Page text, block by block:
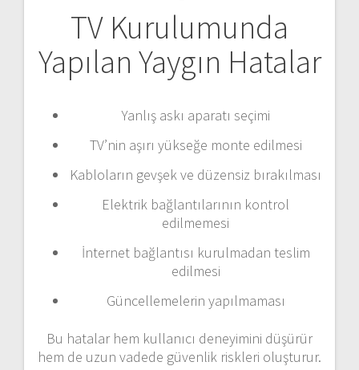
TV Kurulumunda
Yapılan Yaygın Hatalar
Yanlış askı aparatı seçimi
TV’nin aşırı yükseğe monte edilmesi
Kabloların gevşek ve düzensiz bırakılması
Elektrik bağlantılarının kontrol
edilmemesi
İnternet bağlantısı kurulmadan teslim
edilmesi
Güncellemelerin yapılmaması
Bu hatalar hem kullanıcı deneyimini düşürür
hem de uzun vadede güvenlik riskleri oluşturur.